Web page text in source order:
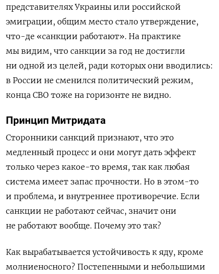
представителях Украины или российской
эмиграции, общим место стало утверждение,
что-де «санкции работают». На практике
мы видим, что санкции за год не достигли
ни одной из целей, ради которых они вводились:
в России не сменился политический режим,
конца СВО тоже на горизонте не видно.
Принцип Митридата
Сторонники санкций признают, что это
медленный процесс и они могут дать эффект
только через какое-то время, так как любая
система имеет запас прочности. Но в этом-то
и проблема, и внутреннее противоречие. Если
санкции не работают сейчас, значит они
не работают вообще. Почему это так?
Как вырабатывается устойчивость к яду, кроме
молниеносного? Постепенными и небольшими